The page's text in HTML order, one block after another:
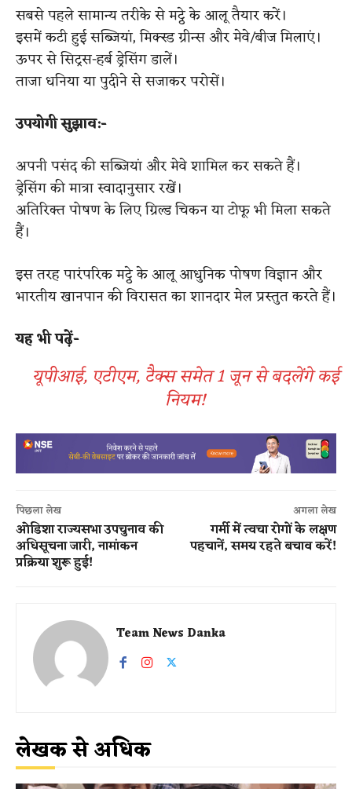
सबसे पहले सामान्य तरीके से मट्ठे के आलू तैयार करें।
इसमें कटी हुई सब्जियां, मिक्स्ड ग्रीन्स और मेवे/बीज मिलाएं।
ऊपर से सिट्रस-हर्ब ड्रेसिंग डालें।
ताजा धनिया या पुदीने से सजाकर परोसें।
उपयोगी सुझाव​:-
अपनी पसंद की सब्जियां और मेवे शामिल कर सकते हैं।
ड्रेसिंग की मात्रा स्वादानुसार रखें।
अतिरिक्त पोषण के लिए ग्रिल्ड चिकन या टोफू भी मिला सकते
हैं।
इस तरह पारंपरिक मट्ठे के आलू आधुनिक पोषण विज्ञान और
भारतीय खानपान की विरासत का शानदार मेल प्रस्तुत करते हैं।
​यह भी पढ़ें-
यूपीआई, एटीएम, टैक्स समेत 1 जून से बदलेंगे कई
नियम!
पिछला लेख
ओडिशा राज्यसभा उपचुनाव की
अधिसूचना जारी, नामांकन
प्रक्रिया शुरू हुई!
अगला लेख
गर्मी में त्वचा रोगों के लक्षण
पहचानें, समय रहते बचाव करें!
Team News Danka
लेखक से अधिक